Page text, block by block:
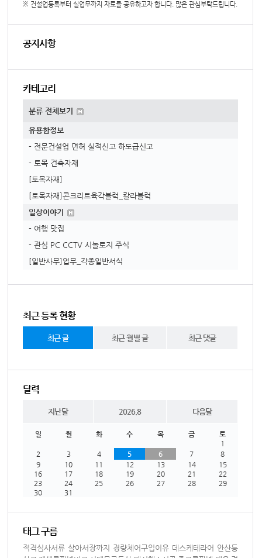
※ 건설업등록부터 실업무까지 자료를 공유하고자 합니다. 많은 관심부탁드립니다.
공지사항
카테고리
분류 전체보기
유용한정보
- 전문건설업 면허 실적신고 하도급신고
- 토목 건축자재
[토목자재]
[토목자재]콘크리트육각블럭_칼라블럭
일상이야기
- 여행 맛집
- 관심 PC CCTV 시놀로지 주식
[일반사무]업무_각종일반서식
최근 등록 현황
최근 글 최근 월별 글 최근 댓글
달력
지난달 2026.8 다음달
일 월 화 수 목 금
토
1
2
3 4 5 6 7
8
9
10 11 12 13 14
15
16
17 18 19 20 21
22
23
24 25 26 27 28
29
30
31
태그 구름
적격심사서류 살아서장까지 경량체어구입이유 데스케테라어 안산등